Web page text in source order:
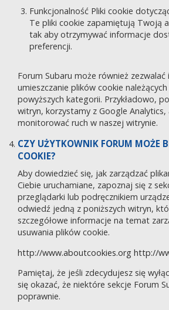
Funkcjonalność Pliki cookie
Te pliki cookie zapamiętują Twoją
tak aby otrzymywać informacje
preferencji.
Forum Subaru może również
umieszczanie plików cookie
powyższych kategorii. Przykładowo,
witryn, korzystamy z Google
monitorować ruch w naszej witrynie.
CZY UŻYTKOWNIK FORUM MOŻE
COOKIE?
Aby dowiedzieć się, jak zarządzać
Ciebie uruchamiane, zapoznaj się z
przeglądarki lub podręcznikiem
odwiedź jedną z poniższych witryn,
szczegółowe informacje na temat
usuwania plików cookie.
http://www.aboutcookies.org http://
Pamiętaj, że jeśli zdecydujesz się
się okazać, że niektóre sekcje Forum
poprawnie.